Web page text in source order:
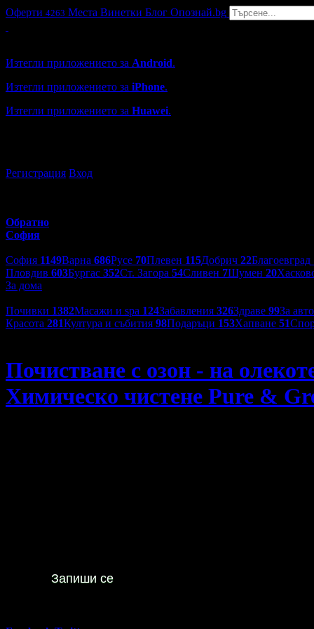
Оферти 4263 Места Винетки Блог Опознай.bg
Изтегли приложението за Android.
Изтегли приложението за iPhone.
Изтегли приложението за Huawei.
Регистрация Вход
Обратно
София
София 1149Варна 686Русе 70Плевен 115Добрич 22Благоевград
Пловдив 603Бургас 352Ст. Загора 54Сливен 7Шумен 20
За дома
Почивки 1382Масажи и spa 124Забавления 326Здраве 99За
Красота 281Култура и събития 98Подаръци 153Хапване 51
Почистване с озон - на
Химическо чистене Pure &
Запиши се